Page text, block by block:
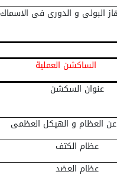
البولى و الدورى فى الاسماك
الساكشن العملية
عنوان السكشن
العظام و الهيكل العظمى
عظام الكتف
عظام العضد